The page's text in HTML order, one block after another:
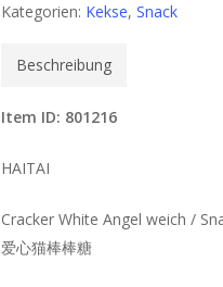
Kategorien: Kekse, Snack
Beschreibung
Item ID: 801216
HAITAI
Cracker White Angel weich /
爱心猫棒棒糖